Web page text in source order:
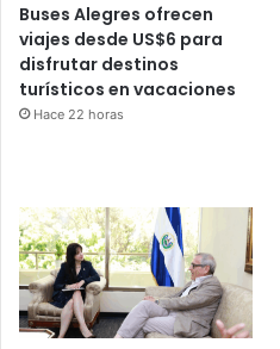
Buses Alegres ofrecen
viajes desde US$6 para
disfrutar destinos
turísticos en vacaciones
Hace 22 horas